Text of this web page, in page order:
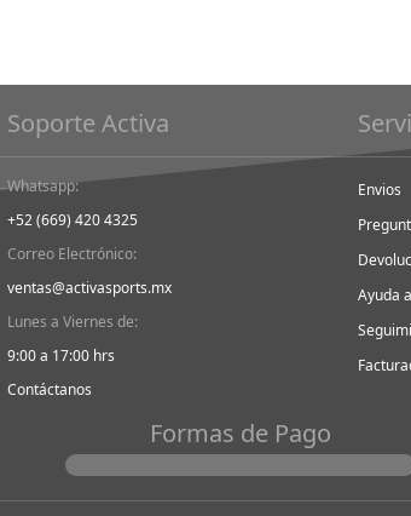
Soporte Activa
Whatsapp:
+52 (669) 420 4325
Correo Electrónico:
ventas@activasports.mx
Lunes a Viernes de:
9:00 a 17:00 hrs
Contáctanos
Envios
Ayuda
Formas de Pago